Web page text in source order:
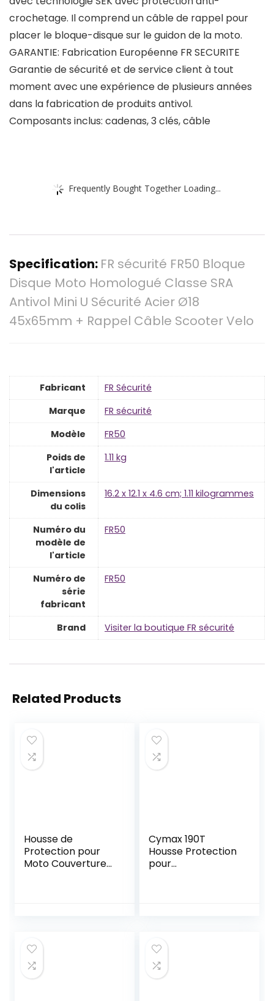
crochetage. Il comprend un câble de rappel pour
placer le bloque-disque sur le guidon de la moto.
GARANTIE: Fabrication Européenne FR SECURITE
Garantie de sécurité et de service client à tout
moment avec une expérience de plusieurs années
dans la fabrication de produits antivol.
Composants inclus: cadenas, 3 clés, câble
Frequently Bought Together Loading...
Specification: FR sécurité FR50 Bloque
Disque Moto Homologué Classe SRA
Antivol Mini U Sécurité Acier Ø18
45x65mm + Rappel Câble Scooter Velo
Fabricant
‎FR Sécurité
Marque
‎FR sécurité
Modèle
‎FR50
Poids de
l'article
‎1.11 kg
Dimensions
du colis
‎16.2 x 12.1 x 4.6 cm; 1.11 kilogrammes
Numéro du
modèle de
l'article
‎FR50
Numéro de
série
fabricant
‎FR50
Brand Visiter la boutique FR sécurité
Related Products
Housse de
Protection pour
Moto Couverture
Cymax 190T
Housse Protection
pour
la
Poussière/Neige/Pl
uie, au Vent, UV